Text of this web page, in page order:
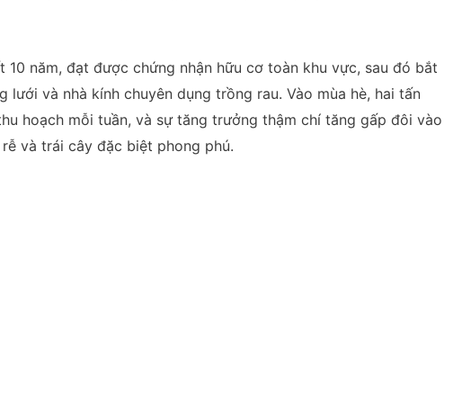
10 năm, đạt được chứng nhận hữu cơ toàn khu vực, sau đó bắt
lưới và nhà kính chuyên dụng trồng rau. Vào mùa hè, hai tấn
hoạch mỗi tuần, và sự tăng trưởng thậm chí tăng gấp đôi vào
và trái cây đặc biệt phong phú.